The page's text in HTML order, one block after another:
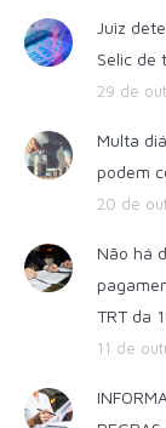
Juiz
Selic de
29 de
Multa
podem
20 de
Não há
TRT da
11 de